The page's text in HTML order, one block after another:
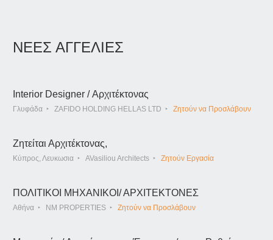
ΝΕΕΣ ΑΓΓΕΛΙΕΣ
Interior Designer / Αρχιτέκτονας
Γλυφάδα ZAFIDO HOLDING HELLAS LTD Ζητούν να Προσλάβουν
Ζητείται Αρχιτέκτονας,
Κύπρος, Λευκωσια AVasiliou Architects Ζητούν Εργασία
ΠΟΛΙΤΙΚΟΙ ΜΗΧΑΝΙΚΟΙ/ ΑΡΧΙΤΕΚΤΟΝΕΣ
Αθήνα NM PROPERTIES Ζητούν να Προσλάβουν